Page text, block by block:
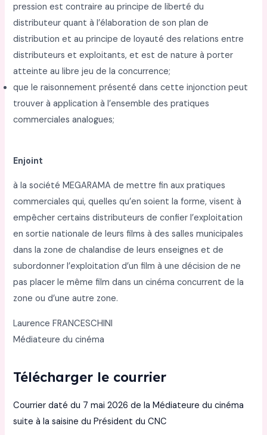
pression est contraire au principe de liberté du
distributeur quant à l’élaboration de son plan de
distribution et au principe de loyauté des relations entre
distributeurs et exploitants, et est de nature à porter
atteinte au libre jeu de la concurrence;
que le raisonnement présenté dans cette injonction peut
trouver à application à l’ensemble des pratiques
commerciales analogues;
Enjoint
à la société MEGARAMA de mettre fin aux pratiques
commerciales qui, quelles qu’en soient la forme, visent à
empêcher certains distributeurs de confier l’exploitation
en sortie nationale de leurs films à des salles municipales
dans la zone de chalandise de leurs enseignes et de
subordonner l’exploitation d’un film à une décision de ne
pas placer le même film dans un cinéma concurrent de la
zone ou d’une autre zone.
Laurence FRANCESCHINI
Médiateure du cinéma
Télécharger le courrier
Courrier daté du 7 mai 2026 de la Médiateure du cinéma
suite à la saisine du Président du CNC